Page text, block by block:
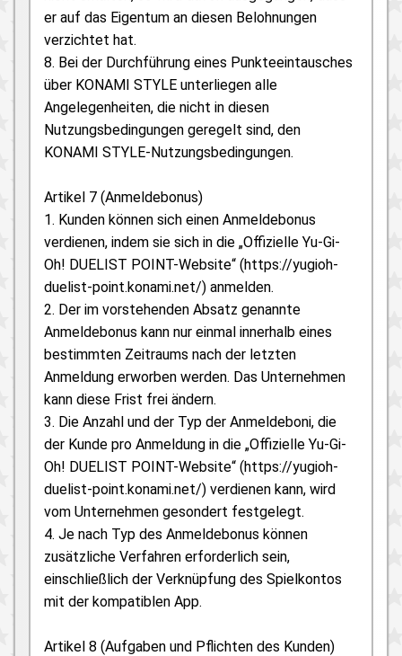
er auf das Eigentum an diesen Belohnungen
verzichtet hat.
8. Bei der Durchführung eines Punkteeintausches
über KONAMI STYLE unterliegen alle
Angelegenheiten, die nicht in diesen
Nutzungsbedingungen geregelt sind, den
KONAMI STYLE-Nutzungsbedingungen.
Artikel 7 (Anmeldebonus)
1. Kunden können sich einen Anmeldebonus
verdienen, indem sie sich in die „Offizielle Yu-Gi-
Oh! DUELIST POINT-Website“ (https://yugioh-
duelist-point.konami.net/) anmelden.
2. Der im vorstehenden Absatz genannte
Anmeldebonus kann nur einmal innerhalb eines
bestimmten Zeitraums nach der letzten
Anmeldung erworben werden. Das Unternehmen
kann diese Frist frei ändern.
3. Die Anzahl und der Typ der Anmeldeboni, die
der Kunde pro Anmeldung in die „Offizielle Yu-Gi-
Oh! DUELIST POINT-Website“ (https://yugioh-
duelist-point.konami.net/) verdienen kann, wird
vom Unternehmen gesondert festgelegt.
4. Je nach Typ des Anmeldebonus können
zusätzliche Verfahren erforderlich sein,
einschließlich der Verknüpfung des Spielkontos
mit der kompatiblen App.
Artikel 8 (Aufgaben und Pflichten des Kunden)